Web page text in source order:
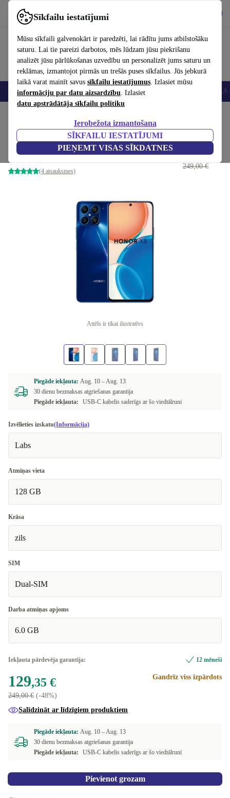
Sīkfailu iestatījumi
Mūsu sīkfaili galvenokārt ir paredzēti, lai rādītu jums atbilstošāku
saturu. Lai tie pareizi darbotos, mēs lūdzam jūsu piekrišanu
analizēt jūsu pārlūkošanas uzvedību un personalizēt jums saturu un
reklāmas, izmantojot pirmās un trešās puses sīkfailus. Jūs jebkurā
laikā varat mainīt savus sīkfailu iestatījumus. Izlasiet mūsu
informāciju par datu aizsardzību. Izlasiet
datu apstrādātāja sīkfailu politiku
Ierobežota izmantošana
SĪKFAILU IESTATĪJUMI
PIEŅEMT VISAS SĪKDATNES
Izmantojiet refurbed ātri un viegli
Viedtālruņi Portatīvie datori Planšetes Viedpulksteņi
Honor X8
6 GB | 128 GB | Dual-SIM | Ocean Blue
(4 atsauksmes)
129,35 €
249,00 €
Attēls ir tikai ilustratīvs
Piegāde iekļauta: Aug. 10 –Aug. 13
30 dienu bezmaksas atgriešanas garantija
Piegāde iekļauta:
USB-C kabelis saderīgs ar šo viedtālruni
Izvēlieties izskatu(Informācija)
Labs
Atmiņas vieta
128 GB
Krāsa
zils
SIM
Dual-SIM
Darba atmiņas apjoms
6.0 GB
Iekļauta pārdevēja garantija: 12 mēneši
129,35 €
249,00 € (-48%)
Gandrīz viss izpārdots
Salīdzināt ar līdzīgiem produktiem
Piegāde iekļauta: Aug. 10 –Aug. 13
30 dienu bezmaksas atgriešanas garantija
Piegāde iekļauta:
USB-C kabelis saderīgs ar šo viedtālruni
Pievienot grozam